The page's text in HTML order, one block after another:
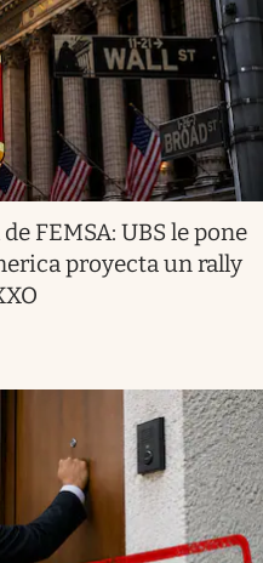
FEMSA: UBS le pone
proyecta un rally